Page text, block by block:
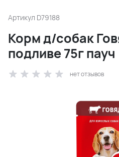
Артикул D79188
Корм д/собак
подливе 75г пауч
нет отзывов